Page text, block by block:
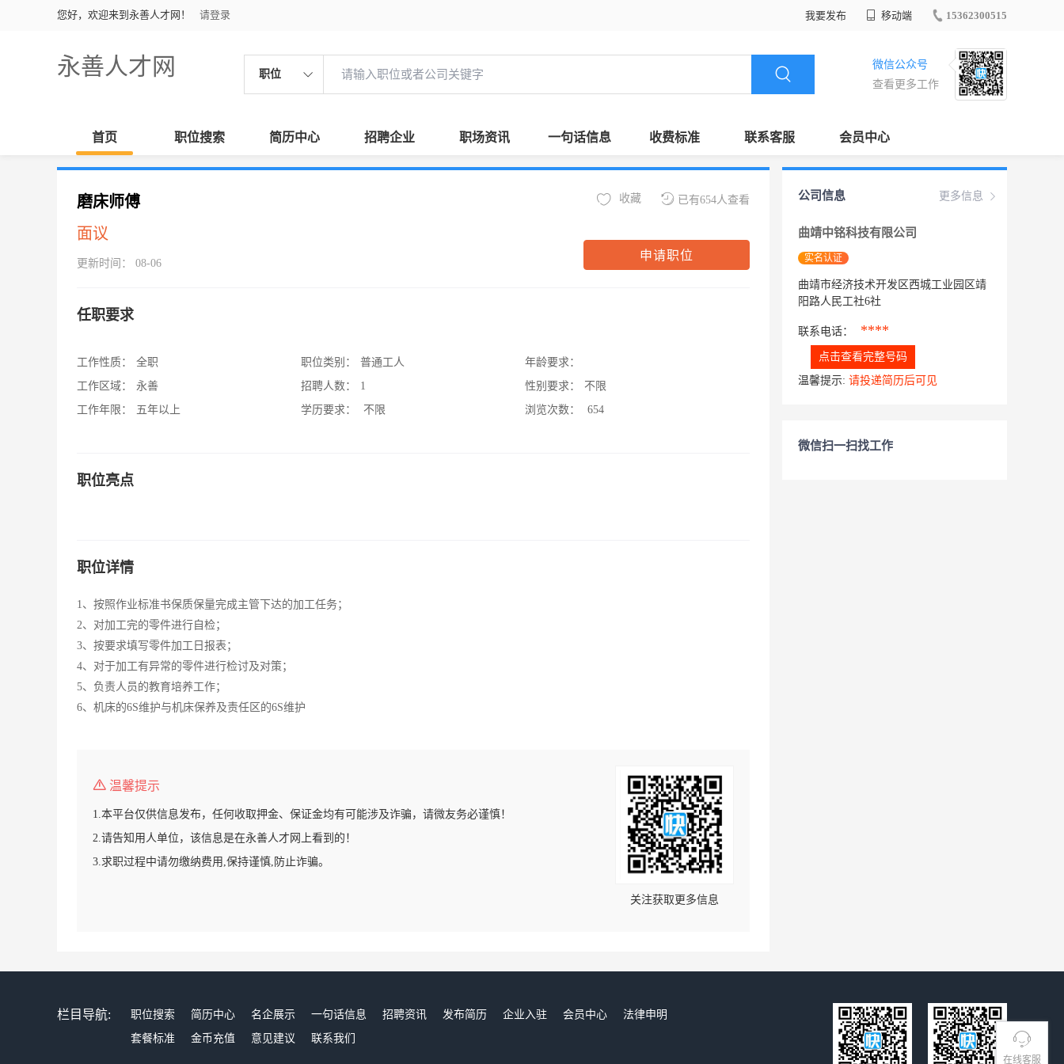
您好，欢迎来到永善人才网！ 请登录 我要发布 移动端 15362300515
永善人才网 职位
微信公众号
查看更多工作
首页 职位搜索 简历中心 招聘企业 职场资讯 一句话信息 收费标准 联系客服 会员中心
在线客服
磨床师傅
面议
更新时间： 08-06
已有654人查看
收藏
申请职位
任职要求
工作性质：
全职
工作区域：
永善
工作年限：
五年以上
职位类别：
普通工人
招聘人数：
1
学历要求：
不限
年龄要求：
性别要求：
不限
浏览次数：
654
职位亮点
职位详情
1、按照作业标准书保质保量完成主管下达的加工任务；
2、对加工完的零件进行自检；
3、按要求填写零件加工日报表；
4、对于加工有异常的零件进行检讨及对策；
5、负责人员的教育培养工作；
6、机床的6S维护与机床保养及责任区的6S维护
温馨提示
1.本平台仅供信息发布，任何收取押金、保证金均有可能涉及诈骗，请微友务必谨慎！
2.请告知用人单位，该信息是在永善人才网上看到的！
3.求职过程中请勿缴纳费用,保持谨慎,防止诈骗。
关注获取更多信息
更多信息
公司信息
曲靖中铭科技有限公司
实名认证
曲靖市经济技术开发区西城工业园区靖
阳路人民工社6社
联系电话： ****
点击查看完整号码
温馨提示: 请投递简历后可见
微信扫一扫找工作
栏目导航: 职位搜索 简历中心 名企展示 一句话信息 招聘资讯 发布简历 企业入驻 会员中心
法律申明
套餐标准
金币充值 意见建议 联系我们